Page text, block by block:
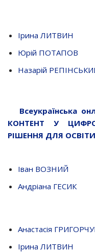
Ірина ЛИТВИН
Юрій ПОТАПОВ
Назарій
Всеукраїнська
КОНТЕНТ У
РІШЕННЯ ДЛЯ
Іван ВОЗНИЙ
Андріана ГЕСИК
Анастасія
Ірина ЛИТВИН